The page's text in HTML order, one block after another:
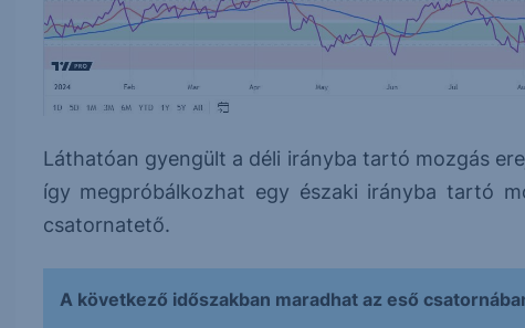
Láthatóan gyengült a déli irányba tartó mozgás
így megpróbálkozhat egy északi irányba tartó
csatornatető.
A következő időszakban maradhat az eső